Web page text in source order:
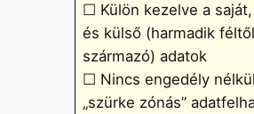
☐ Külön kezelve a
és külső (harmadik féltől
származó) adatok
☐ Nincs engedély
„szürke zónás”